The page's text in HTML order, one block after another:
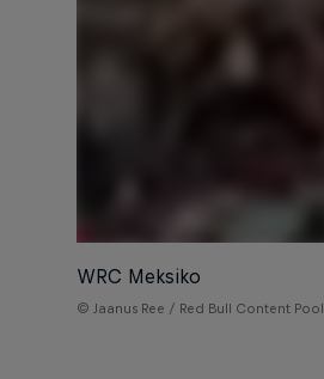
WRC Meksiko
© Jaanus Ree / Red Bull Content Pool